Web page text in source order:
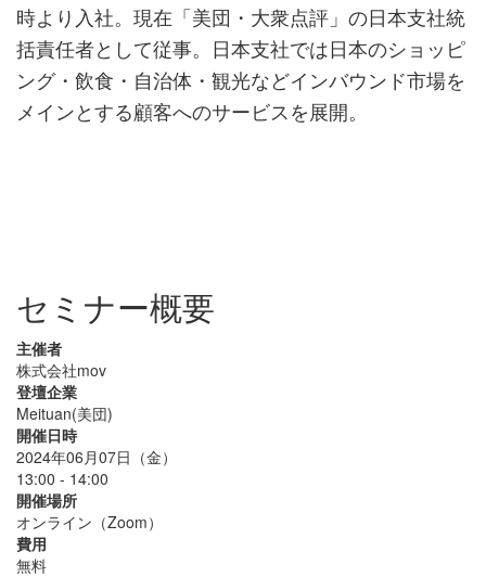
時より入社。現在「美団・大衆点評」の日本支社統
括責任者として従事。日本支社では日本のショッピ
ング・飲食・自治体・観光などインバウンド市場を
メインとする顧客へのサービスを展開。
セミナー概要
主催者
株式会社mov
登壇企業
Meituan(美団)
開催日時
2024年06月07日（金）
13:00 - 14:00
開催場所
オンライン（Zoom）
費用
無料